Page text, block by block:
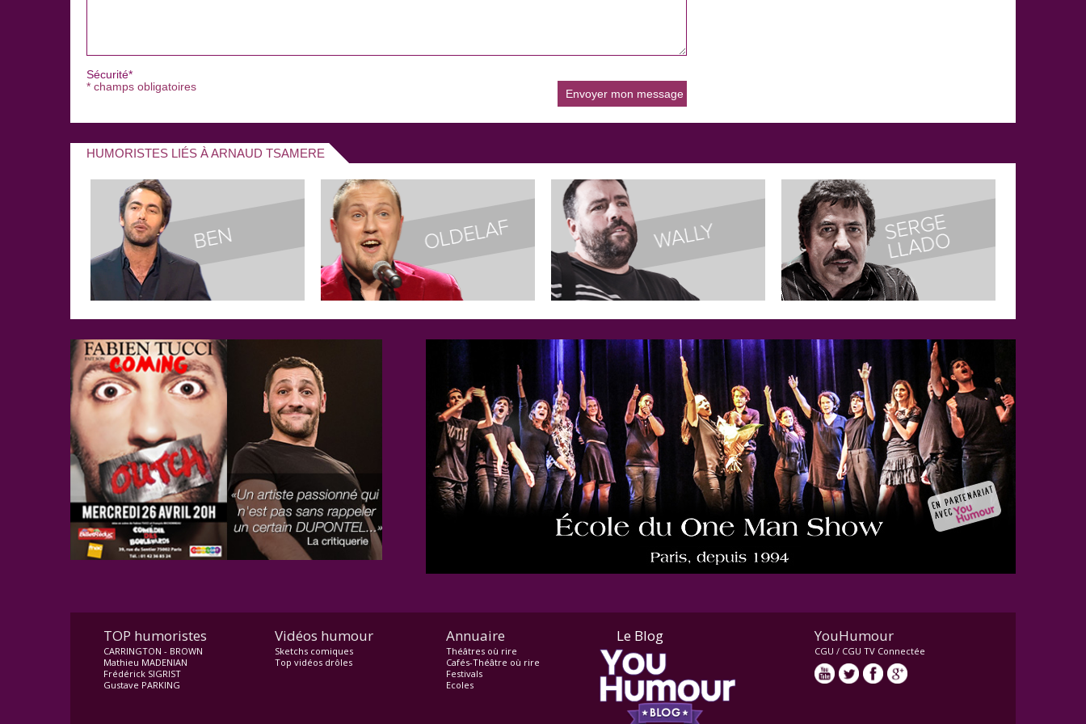
Le troisième spectacle « Confidences sur pas mal de trucs plus ou moins » se joue
au Folies bergères à Paris jusqu’en février 2016.
Sécurité*
* champs obligatoires
HUMORISTES LIÉS À ARNAUD TSAMERE
TOP humoristes
CARRINGTON - BROWN
Mathieu MADENIAN
Frédérick SIGRIST
Gustave PARKING
Vidéos humour
Sketchs comiques
Top vidéos drôles
Annuaire
Théâtres où rire
Cafés-Théâtre où rire
Festivals
Ecoles
Le Blog YouHumour
CGU / CGU TV Connectée